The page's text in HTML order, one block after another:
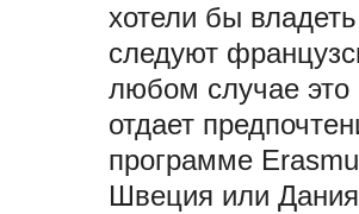
хотели бы
следуют
любом случае это
отдает
программе
Швеция или